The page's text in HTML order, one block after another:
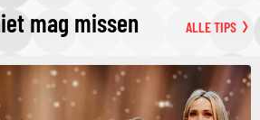
mag missen ALLE TIPS